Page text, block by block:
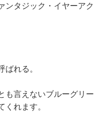
ンタジック・イヤーアク
れる。
も言えないブルーグリー
れます。